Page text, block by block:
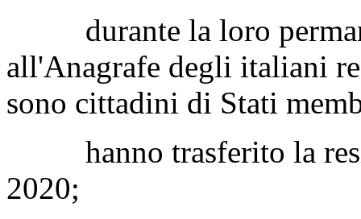
durante la loro
all'Anagrafe degli italiani
sono cittadini di Stati
hanno trasferito la
2020;